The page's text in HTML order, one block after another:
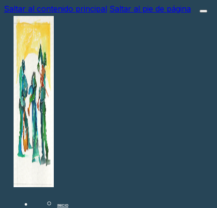
Saltar al contenido principal Saltar al pie de página
INICIO